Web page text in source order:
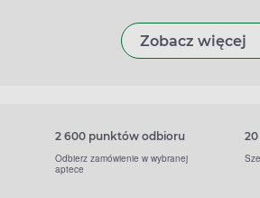
Zobacz więcej
2 600 punktów odbioru
Odbierz zamówienie w wybranej
aptece